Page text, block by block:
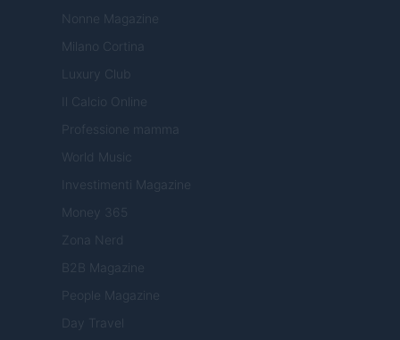
Nonne Magazine
Milano Cortina
Luxury Club
Il Calcio Online
Professione mamma
World Music
Investimenti Magazine
Money 365
Zona Nerd
B2B Magazine
People Magazine
Day Travel